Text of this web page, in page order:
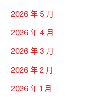
2026 年 5 月
2026 年 4 月
2026 年 3 月
2026 年 2 月
2026 年 1 月